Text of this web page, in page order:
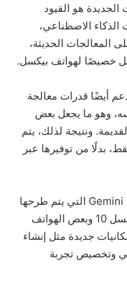
هو القيود
الذكاء الاصطناعي،
المعالجات الحديثة،
أيضًا قدرات معالجة
وهو ما يجعل بعض
ونتيجة لذلك، يتم
بدلًا من توفيرها عبر
من الأمثلة على ذلك ميزات Gemini Intelligence التي يتم طرحها
حصريًا على بعض الهواتف الحديثة مثل بيكسل 10 وبعض الهواتف
جديدة مثل إنشاء
وتخصيص تجربة